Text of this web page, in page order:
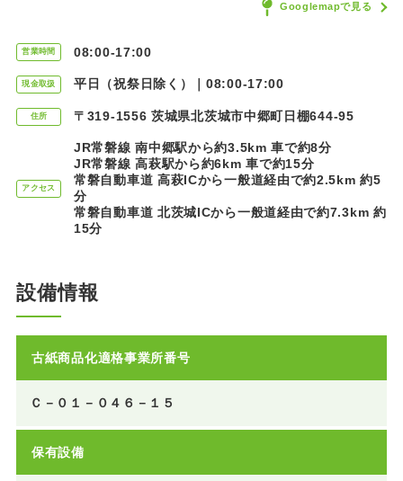
Googlemapで見る
営業時間 08:00-17:00
現金取扱 平日（祝祭日除く）｜08:00-17:00
住所 〒319-1556 茨城県北茨城市中郷町日棚644-95
アクセス
JR常磐線 南中郷駅から約3.5km 車で約8分
JR常磐線 高萩駅から約6km 車で約15分
常磐自動車道 高萩ICから一般道経由で約2.5km 約5
分
常磐自動車道 北茨城ICから一般道経由で約7.3km 約
15分
設備情報
古紙商品化適格事業所番号
Ｃ－０１－０４６－１５
保有設備